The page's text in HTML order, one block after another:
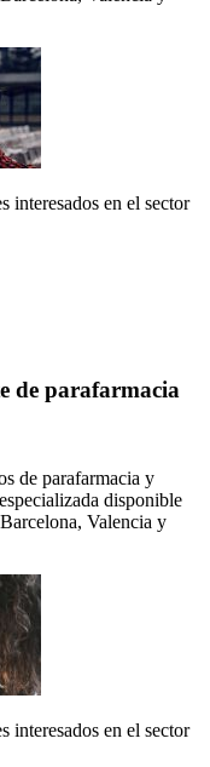
interesados en el sector
de parafarmacia
de parafarmacia y
disponible
Valencia y
interesados en el sector